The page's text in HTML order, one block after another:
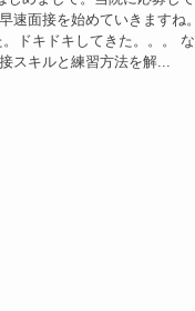
速面接を始めていきますね
ドキドキしてきた。。。
スキルと練習方法を解...